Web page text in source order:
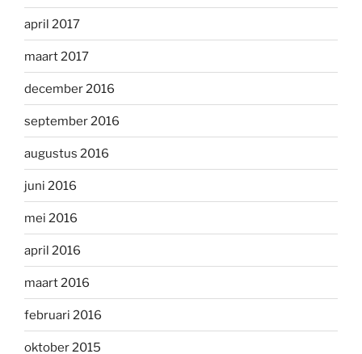
april 2017
maart 2017
december 2016
september 2016
augustus 2016
juni 2016
mei 2016
april 2016
maart 2016
februari 2016
oktober 2015